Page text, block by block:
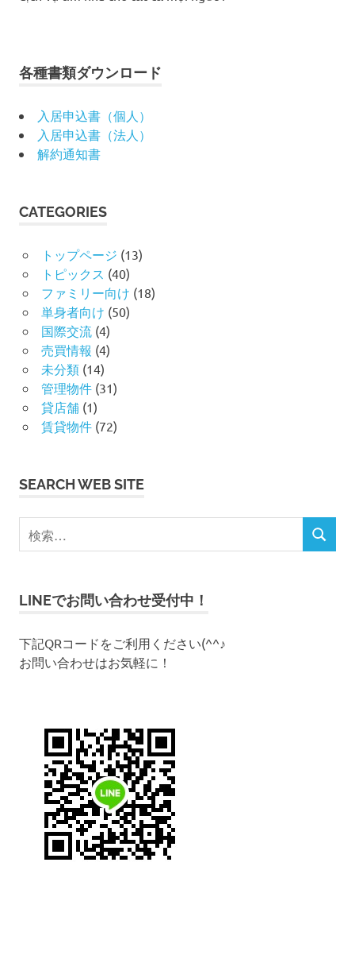
各種書類ダウンロード
入居申込書（個人）
入居申込書（法人）
解約通知書
CATEGORIES
トップページ (13)
トピックス (40)
ファミリー向け (18)
単身者向け (50)
国際交流(4)
売買情報 (4)
未分類(14)
管理物件(31)
貸店舗(1)
賃貸物件(72)
SEARCH WEB SITE
検
索
:
検
LINEでお問い合わせ受付中！
下記QRコードをご利用ください(^^♪
お問い合わせはお気軽に！